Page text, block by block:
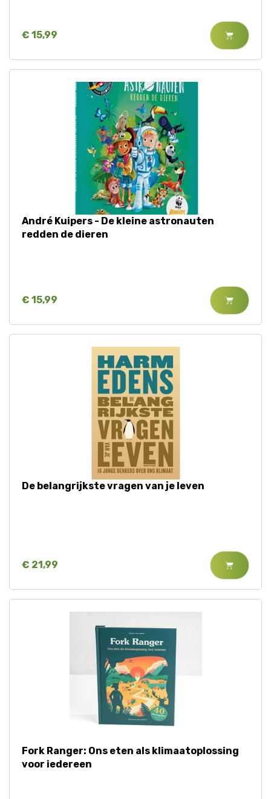
€ 15,99
André Kuipers - De kleine astronauten
redden de dieren
€ 15,99
De belangrijkste vragen van je leven
€ 21,99
Fork Ranger: Ons eten als klimaatoplossing
voor iedereen